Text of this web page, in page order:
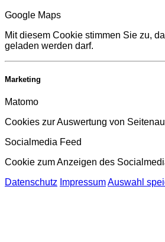
Google Maps
Mit diesem Cookie stimmen Sie zu,
geladen werden darf.
Marketing
Matomo
Cookies zur Auswertung von
Socialmedia Feed
Cookie zum Anzeigen des
Datenschutz ImpressumAuswahl